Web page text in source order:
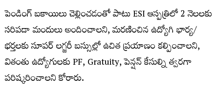
పెండింగ్ బకాయిలు చెల్లించడంతో పాటు ESI ఆస్పత్రిలో 2 నెలలకు
సరిపడా మందులు అందించాలని, మరణించిన ఉద్యోగి భార్య/
భర్తలకు సూపర్ లగ్జరీ బస్సుల్లో ఉచిత ప్రయాణం కల్పించాలని,
వితంతు ఉద్యోగులకు PF, Gratuity, పెన్షన్ కేసుల్ని త్వరగా
పరిష్కరించాలని కోరారు.